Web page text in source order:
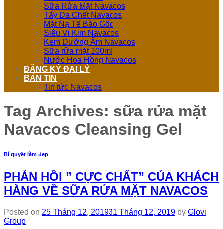
Sữa Rửa Mặt Navacos
Tẩy Da Chết Navacos
Mặt Nạ Tế Bào Gốc
Siêu Vi Kim Navacos
Kem Dưỡng Ẩm Navacos
Sữa rửa mặt 100ml
Nước Hoa Hồng Navacos
ĐĂNG KÝ ĐẠI LÝ
BẢN TIN
Tin tức Navacos
Tag Archives: sữa rửa mặt
Navacos Cleansing Gel
Bí quyết làm đẹp
PHẢN HỒI ” CỰC CHẤT” CỦA KHÁCH
HÀNG VỀ SỮA RỬA MẶT NAVACOS
Posted on 25 Tháng 12, 201931 Tháng 12, 2019 by Glovi
Group